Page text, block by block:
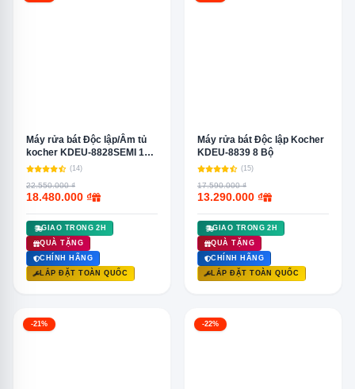
Máy rửa bát Độc lập/Âm tủ
kocher KDEU-8828SEMI 13
Bộ
(14)
22.550.000 ₫
18.480.000 ₫
GIAO TRONG 2H
QUÀ TẶNG
CHÍNH HÃNG
LẮP ĐẶT TOÀN QUỐC
Máy rửa bát Độc lập Kocher
KDEU-8839 8 Bộ
(15)
17.590.000 ₫
13.290.000 ₫
GIAO TRONG 2H
QUÀ TẶNG
CHÍNH HÃNG
LẮP ĐẶT TOÀN QUỐC
-21% -22%